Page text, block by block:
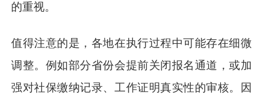
的重视。
值得注意的是，各地在执行过程中可能存在细微
调整。例如部分省份会提前关闭报名通道，或加
强对社保缴纳记录、工作证明真实性的审核。因